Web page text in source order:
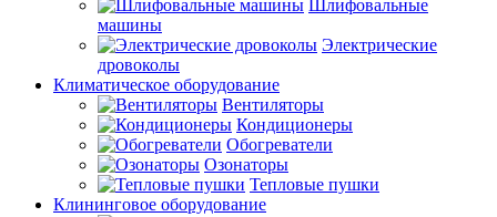
Шлифовальные
машины
Электрические
дровоколы
Климатическое оборудование
Вентиляторы
Кондиционеры
Обогреватели
Озонаторы
Тепловые пушки
Клининговое оборудование